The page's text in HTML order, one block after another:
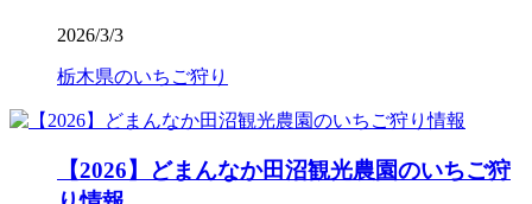
2026/3/3
栃木県のいちご狩り
【2026】どまんなか田沼観光農園のいちご狩